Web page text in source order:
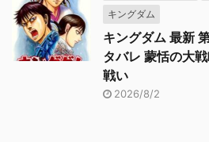
キングダム
キングダム 最新
タバレ 蒙恬の大
戦い
2026/8/2